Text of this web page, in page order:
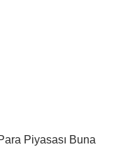
Piyasası Buna